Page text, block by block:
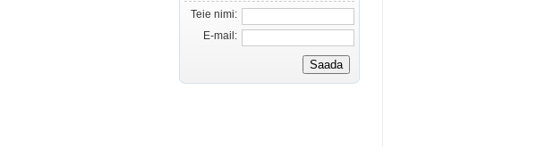
Teie nimi:
E-mail: